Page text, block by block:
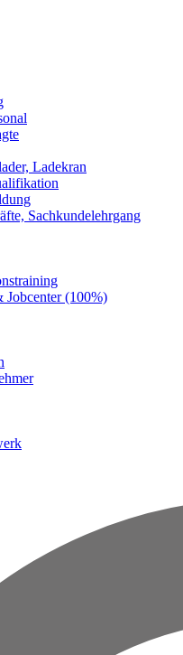
Ladekran
Sachkundelehrgang
(100%)